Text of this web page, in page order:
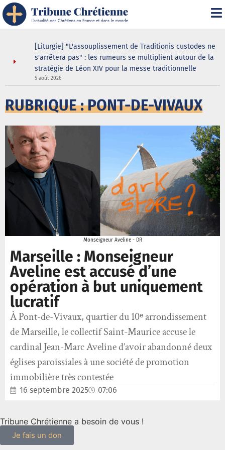
[Liturgie] "L'assouplissement de Traditionis custodes ne
s'arrêtera pas" : les rumeurs se multiplient autour de la
stratégie de Léon XIV pour la messe traditionnelle
5 août 2026
RUBRIQUE : PONT-DE-VIVAUX
Monseigneur Aveline - DR
Marseille : Monseigneur
Aveline est accusé d’une
opération à but uniquement
lucratif
À Pont-de-Vivaux, quartier du 10ᵉ arrondissement
de Marseille, le collectif Saint-Maurice accuse le
cardinal Jean-Marc Aveline d’avoir abandonné deux
églises paroissiales à une société de promotion
immobilière très contestée
16 septembre 2025 07:06
Tribune Chrétienne a besoin de vous !
Je fais un don